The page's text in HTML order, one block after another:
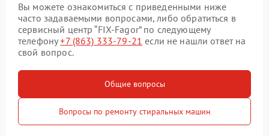
Вы можете ознакомиться с приведенными ниже
часто задаваемыми вопросами, либо обратиться в
сервисный центр “FIX-Fagor” по следующему
телефону+7 (863) 333-79-21 если не нашли ответ на
свой вопрос.
Общие вопросы
Вопросы по ремонту стиральных машин